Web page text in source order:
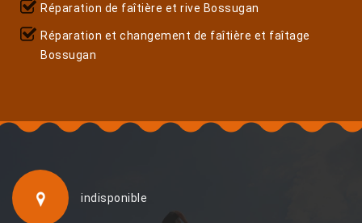
Réparation de faîtière et rive Bossugan
Réparation et changement de faîtière et faîtage
Bossugan
indisponible